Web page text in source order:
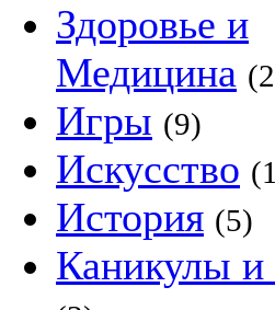
Здоровье и
Медицина
Игры (9)
Искусство
История (5)
Каникулы и